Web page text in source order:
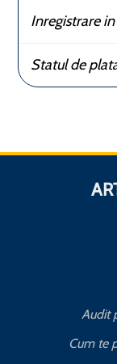
Inregistrare
Statul de
Audit
Cum te